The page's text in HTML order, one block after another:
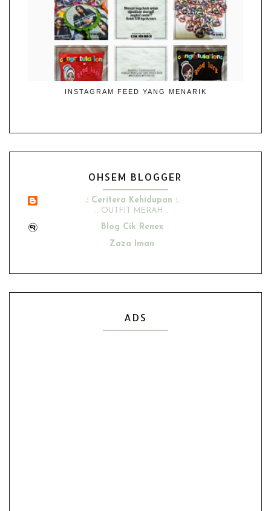
INSTAGRAM FEED YANG MENARIK
OHSEM BLOGGER
.: Ceritera Kehidupan :.
.: OUTFIT MERAH :.
Blog Cik Renex
Zaza Iman
Show All
ADS